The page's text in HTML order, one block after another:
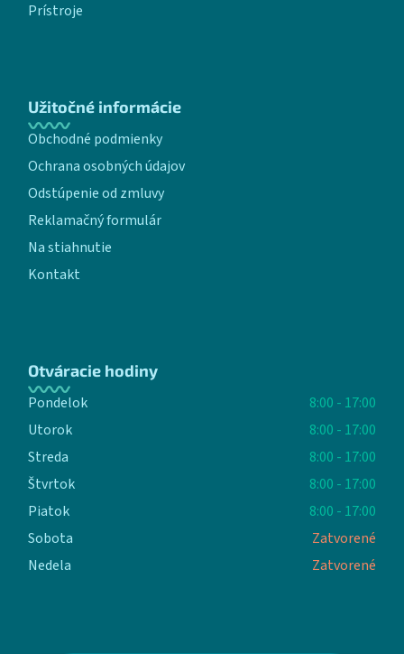
Prístroje
Užitočné informácie
Obchodné podmienky
Ochrana osobných údajov
Odstúpenie od zmluvy
Reklamačný formulár
Na stiahnutie
Kontakt
Otváracie hodiny
Pondelok
8:00 - 17:00
Utorok
8:00 - 17:00
Streda
8:00 - 17:00
Štvrtok
8:00 - 17:00
Piatok
8:00 - 17:00
Sobota
Zatvorené
Nedela
Zatvorené